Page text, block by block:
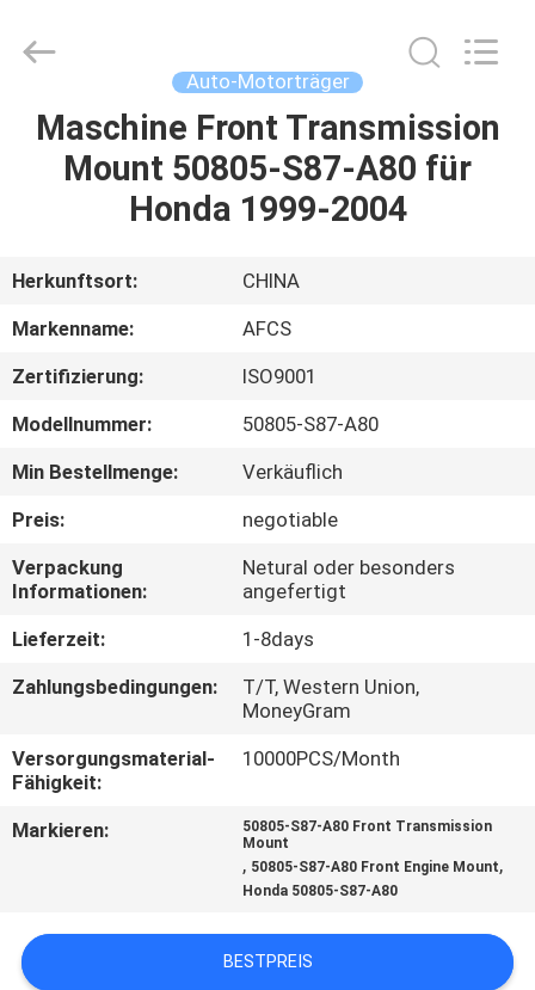
ZU
HAUSE
VIDEOS
ÜBER
UNS
WERKSBESICHTIGUNG
QUALITÄTSKONTROLLE
NACHRICHTEN
ANGEBOT
SITEMAP
Reserved.
Auto-Motorträger
Maschine Front Transmission
Mount 50805-S87-A80 für
Honda 1999-2004
Herkunftsort:
CHINA
Markenname:
AFCS
Zertifizierung:
ISO9001
Modellnummer:
50805-S87-A80
Min Bestellmenge:
Verkäuflich
Preis:
negotiable
Verpackung
Informationen:
Netural oder besonders
angefertigt
Lieferzeit:
1-8days
Zahlungsbedingungen:
T/T, Western Union,
MoneyGram
Versorgungsmaterial-
Fähigkeit:
10000PCS/Month
Markieren:
50805-S87-A80 Front Transmission
Mount
, 50805-S87-A80 Front Engine Mount,
Honda 50805-S87-A80
BESTPREIS